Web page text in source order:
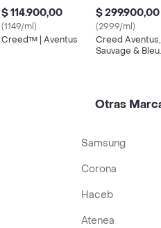
$ 114.900,00
(1149/ml)
Creed™ | Aventus
$ 299.900,00
(2999/ml)
Creed
Sauvage & Bleu
Otras
Samsung
Corona
Haceb
Atenea